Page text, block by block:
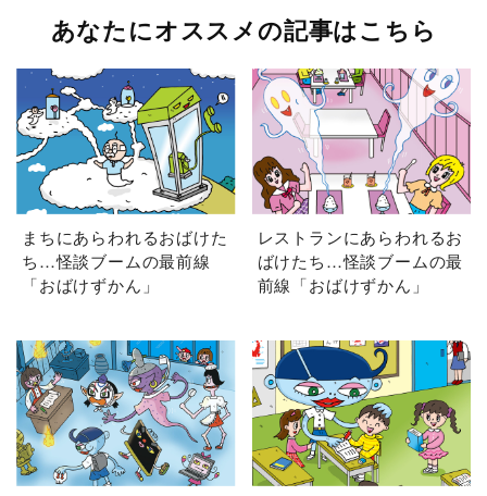
あなたにオススメの記事はこちら
まちにあらわれるおばけた
ち…怪談ブームの最前線
「おばけずかん」
レストランにあらわれるお
ばけたち…怪談ブームの最
前線「おばけずかん」